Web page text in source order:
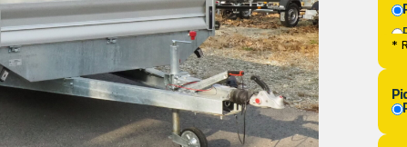
*